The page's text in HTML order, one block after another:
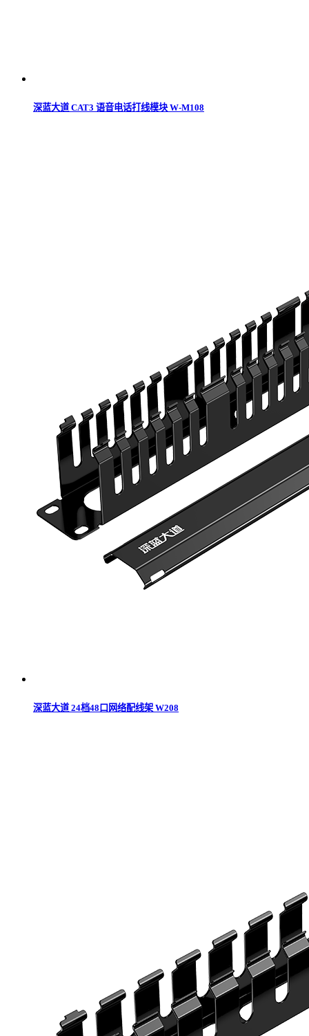
深蓝大道 CAT3 语音电话打线模块 W-M108
深蓝大道 24档48口网络配线架 W208